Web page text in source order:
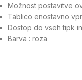
Možnost postavitve
Tablico enostavno
Dostop do vseh tipk
Barva : roza